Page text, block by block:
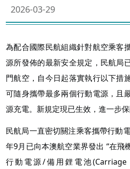
2026-03-29
為配合國際民航組織針對航空乘客
源所發佈的最新安全規定，民航局
門航空，自今日起落實執行以下措
可隨身攜帶最多兩個行動電源，且
源充電。新規定現已生效，進一步保
民航局一直密切關注乘客攜帶行動
年9月已向本澳航空業界發出 “在飛
行動電源/備用鋰電池(Carriage